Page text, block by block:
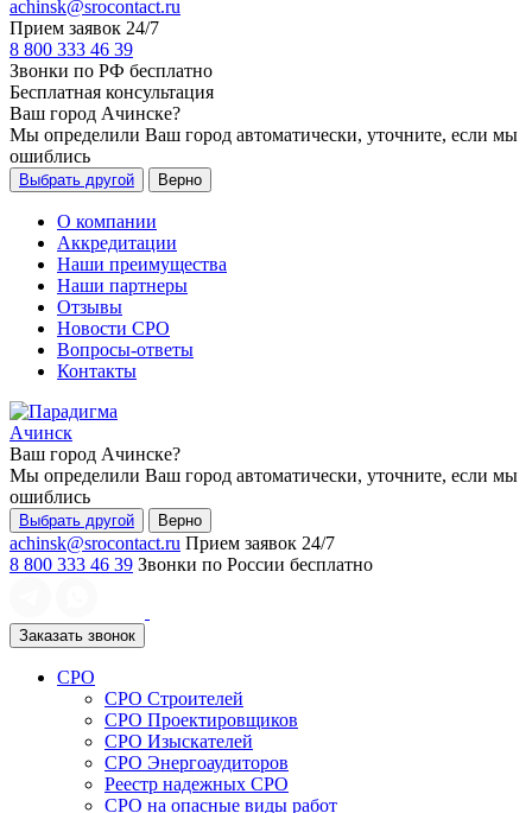
achinsk@srocontact.ru
Прием заявок 24/7
8 800 333 46 39
Звонки по РФ бесплатно
Бесплатная консультация
Ваш город Ачинске?
Мы определили Ваш город автоматически, уточните, если мы
ошиблись
Выбрать другой Верно
О компании
Аккредитации
Наши преимущества
Наши партнеры
Отзывы
Новости СРО
Вопросы-ответы
Контакты
Ачинск
Ваш город Ачинске?
Мы определили Ваш город автоматически, уточните, если мы
ошиблись
Выбрать другой Верно
achinsk@srocontact.ru Прием заявок 24/7
8 800 333 46 39 Звонки по России бесплатно
Заказать звонок
СРО
СРО Строителей
СРО Проектировщиков
СРО Изыскателей
СРО Энергоаудиторов
Реестр надежных СРО
СРО на опасные виды работ